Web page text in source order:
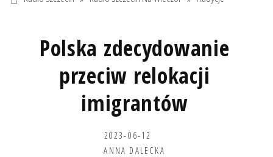
Polska zdecydowanie
przeciw relokacji
imigrantów
2023-06-12
ANNA DALECKA